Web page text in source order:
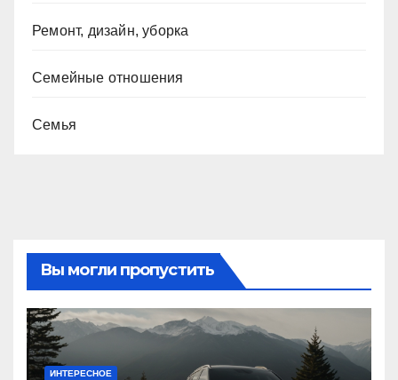
Ремонт, дизайн, уборка
Семейные отношения
Семья
Вы могли пропустить
ИНТЕРЕСНОЕ